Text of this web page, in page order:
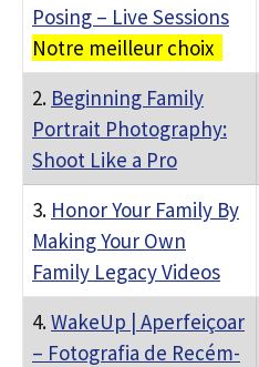
Posing – Live Sessions
Notre meilleur choix
2. Beginning Family
Portrait Photography:
Shoot Like a Pro
3. Honor Your Family By
Making Your Own
Family Legacy Videos
4.WakeUp | Aperfeiçoar
– Fotografia de Recém-